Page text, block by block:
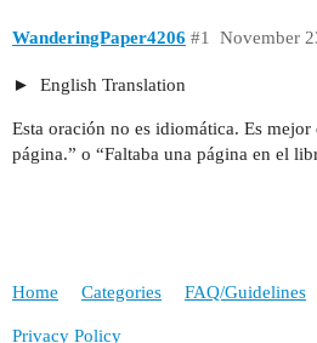
WanderingPaper4206 November
#1
English Translation
Esta oración no es idiomática. Es
página.” o “Faltaba una página en el
Home Categories FAQ/Guidelines
Privacy Policy